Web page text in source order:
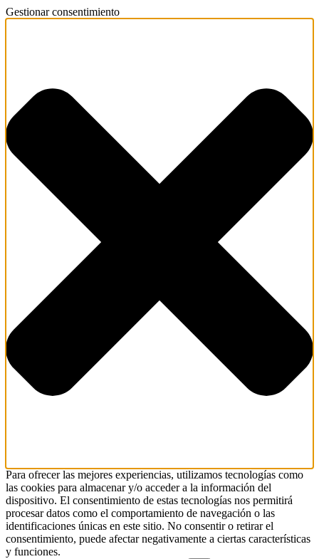
Gestionar consentimiento
Para ofrecer las mejores experiencias, utilizamos tecnologías como
las cookies para almacenar y/o acceder a la información del
dispositivo. El consentimiento de estas tecnologías nos permitirá
procesar datos como el comportamiento de navegación o las
identificaciones únicas en este sitio. No consentir o retirar el
consentimiento, puede afectar negativamente a ciertas características
y funciones.